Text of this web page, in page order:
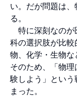
い。だが問題は
る。
特に深刻なのが
科の選択肢が比
物、化学・生物な
そのため、「物
験しよう」とい
まった。